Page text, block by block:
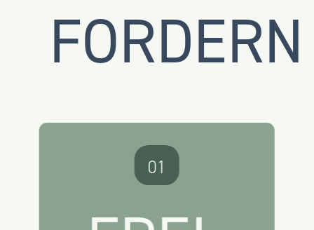
FORDERN
01
Frei­heit
für uns den Weg